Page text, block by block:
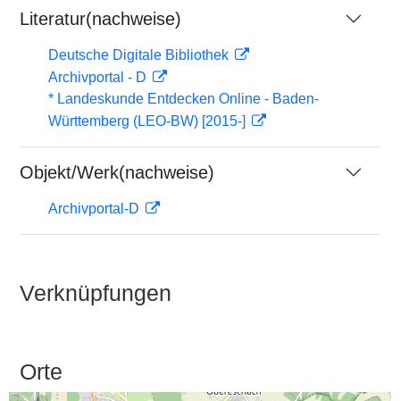
Literatur(nachweise)
Deutsche Digitale Bibliothek
Archivportal - D
* Landeskunde Entdecken Online - Baden-
Württemberg (LEO-BW) [2015-]
Objekt/Werk(nachweise)
Archivportal-D
Verknüpfungen
Orte